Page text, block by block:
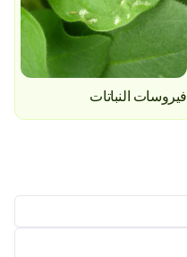
فيروسات النباتات